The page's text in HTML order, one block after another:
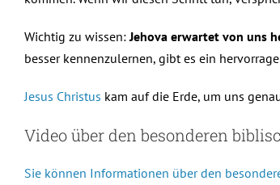
Wichtig zu wissen: Jehova erwartet von uns
besser kennenzulernen, gibt es ein
Jesus Christus kam auf die Erde, um uns
Video über den besonderen
Sie können Informationen über den